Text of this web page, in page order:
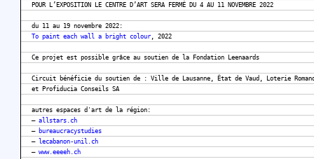
POUR L’EXPOSITION LE CENTRE D’ART SERA FERMÉ DU 4 AU 11 NOVEMBRE 2022
du 11 au 19 novembre 2022:
To paint each wall a bright colour , 2022
Ce projet est possible grâce au soutien de la Fondation Leenaards
Circuit bénéficie du soutien de : Ville de Lausanne, État de Vaud, Loterie
et Profiducia Conseils SA
autres espaces d'art de la région:
– allstars.ch
– bureaucracystudies
– lecabanon-unil.ch
– www.eeeeh.ch